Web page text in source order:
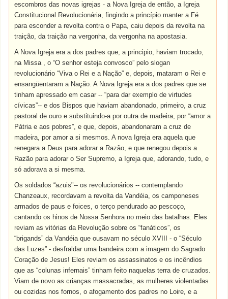
escombros das novas igrejas - a Nova Igreja de então, a Igreja
Constitucional Revolucionária, fingindo a princípio manter a Fé
para esconder a revolta contra o Papa, caiu depois da revolta na
traição, da traição na vergonha, da vergonha na apostasia.
A Nova Igreja era a dos padres que, a principio, haviam trocado,
na Missa , o “O senhor esteja convosco” pelo slogan
revolucionário “Viva o Rei e a Nação” e, depois, mataram o Rei e
ensangüentaram a Nação. A Nova Igreja era a dos padres que se
tinham apressado em casar -- “para dar exemplo de virtudes
cívicas”-- e dos Bispos que haviam abandonado, primeiro, a cruz
pastoral de ouro e substituindo-a por outra de madeira, por “amor a
Pátria e aos pobres”, e que, depois, abandonaram a cruz de
madeira, por amor a si mesmos. A nova Igreja era aquela que
renegara a Deus para adorar a Razão, e que renegou depois a
Razão para adorar o Ser Supremo, a Igreja que, adorando, tudo, e
só adorava a si mesma.
Os soldados “azuis"-- os revolucionários -- contemplando
Chanzeaux, recordavam a revolta da Vandéia, os camponeses
armados de paus e foices, o terço pendurado ao pescoço,
cantando os hinos de Nossa Senhora no meio das batalhas. Eles
reviam as vitórias da Revolução sobre os “fanáticos”, os
“brigands” da Vandéia que ousavam no século XVIII - o “Século
das Luzes” - desfraldar uma bandeira com a imagem do Sagrado
Coração de Jesus! Eles reviam os assassinatos e os incêndios
que as “colunas infernais” tinham feito naquelas terra de cruzados.
Viam de novo as crianças massacradas, as mulheres violentadas
ou cozidas nos fornos, o afogamento dos padres no Loire, e a